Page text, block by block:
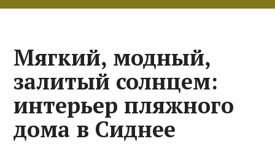
Мягкий, модный,
залитый солнцем:
интерьер пляжного
дома в Сиднее